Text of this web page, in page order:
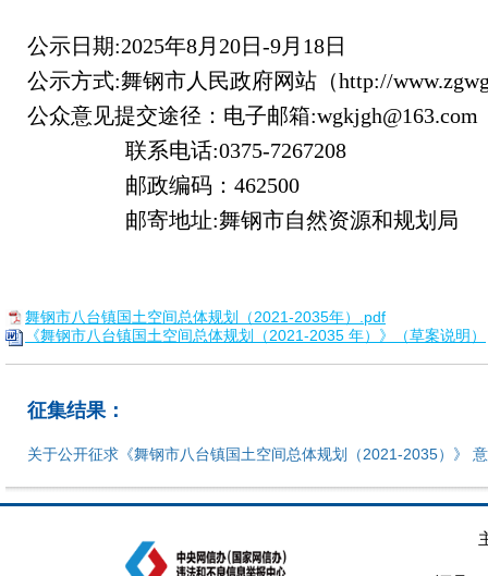
公示日期:2025年8月20日-9月18日
公示方式:舞钢市人民政府网站（http://
公众意见提交途径：电子邮箱:wgkjgh@163.com
联系电话:0375-7267208
邮政编码：462500
邮寄地址:舞钢市自然资源和规划局
舞钢市八台镇国土空间总体规划（2021-2035年）.pdf
《舞钢市八台镇国土空间总体规划（2021-2035 年）》（草案说明）
征集结果：
关于公开征求《舞钢市八台镇国土空间总体规划（2021-2035）》